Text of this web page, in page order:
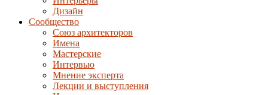
Дизайн
Сообщество
Союз архитекторов
Имена
Мастерские
Интервью
Мнение эксперта
Лекции и выступления